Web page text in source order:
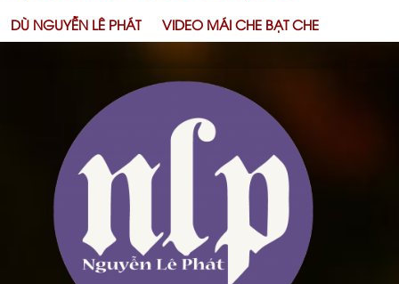
DÙ NGUYỄN LÊ PHÁT
VIDEO MÁI CHE BẠT CHE